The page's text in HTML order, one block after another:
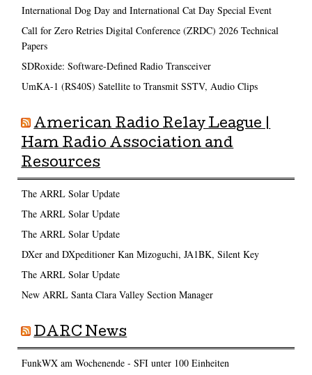
International Dog Day and International Cat Day Special Event
Call for Zero Retries Digital Conference (ZRDC) 2026 Technical
Papers
SDRoxide: Software-Defined Radio Transceiver
UmKA-1 (RS40S) Satellite to Transmit SSTV, Audio Clips
American Radio Relay League |
Ham Radio Association and
Resources
The ARRL Solar Update
The ARRL Solar Update
The ARRL Solar Update
DXer and DXpeditioner Kan Mizoguchi, JA1BK, Silent Key
The ARRL Solar Update
New ARRL Santa Clara Valley Section Manager
DARC News
FunkWX am Wochenende - SFI unter 100 Einheiten